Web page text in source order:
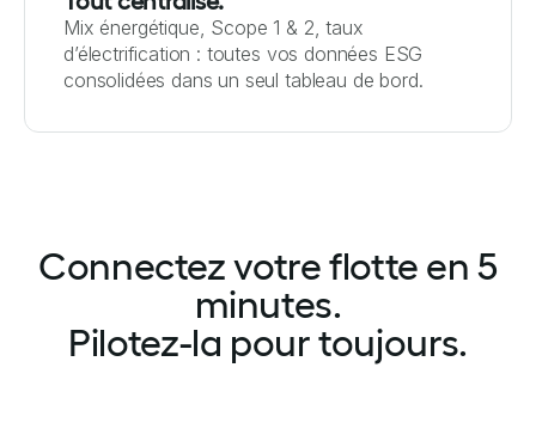
Mix énergétique, Scope 1 & 2, taux
d’électrification : toutes vos données ESG
consolidées dans un seul tableau de bord.
Connectez votre flotte en 5
minutes.
Pilotez-la pour toujours.